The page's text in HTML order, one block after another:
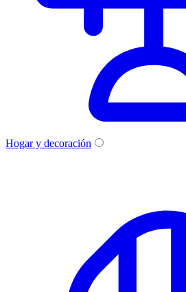
Hogar y decoración